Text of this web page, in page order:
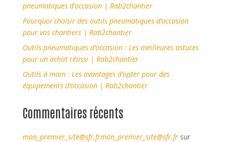
pneumatiques d’occasion | Rab2chantier
Pourquoi choisir des outils pneumatiques d’occasion
pour vos chantiers | Rab2chantier
Outils pneumatiques d’occasion : Les meilleures astuces
pour un achat réussi | Rab2chantier
Outils à main : Les avantages d’opter pour des
équipements d’occasion | Rab2chantier
Commentaires récents
mon_premier_site@sfr.frmon_premier_site@sfr.frsur